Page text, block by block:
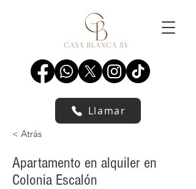
Llamar
< Atrás
Apartamento en alquiler en
Colonia Escalón